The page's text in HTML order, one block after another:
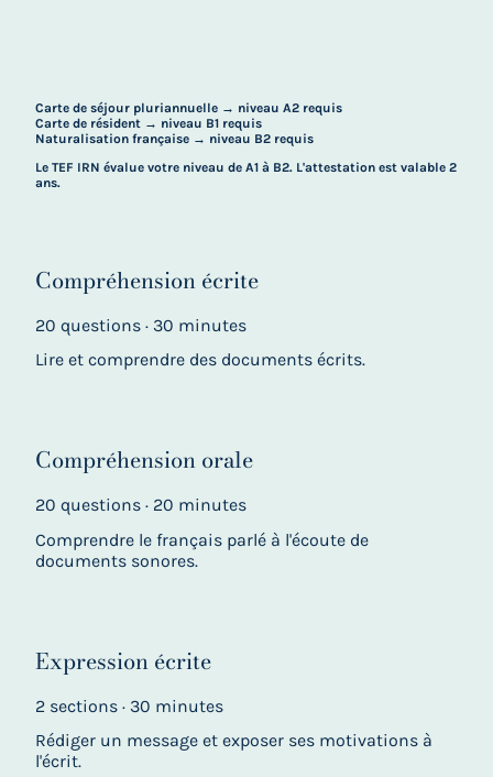
Carte de séjour pluriannuelle → niveau A2 requis
Carte de résident → niveau B1 requis
Naturalisation française → niveau B2 requis
Le TEF IRN évalue votre niveau de A1 à B2. L'attestation est valable 2
ans.
Compréhension écrite
20 questions · 30 minutes
Lire et comprendre des documents écrits.
Compréhension orale
20 questions · 20 minutes
Comprendre le français parlé à l'écoute de
documents sonores.
Expression écrite
2 sections · 30 minutes
Rédiger un message et exposer ses motivations à
l'écrit.